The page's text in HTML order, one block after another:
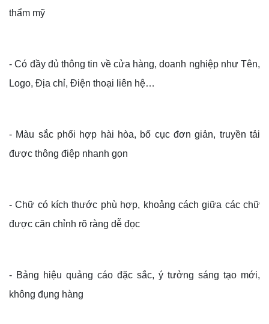
thẩm mỹ
- Có đầy đủ thông tin về cửa hàng, doanh nghiệp như Tên,
Logo, Địa chỉ, Điện thoại liên hệ…
- Màu sắc phối hợp hài hòa, bố cục đơn giản, truyền tải
được thông điệp nhanh gọn
- Chữ có kích thước phù hợp, khoảng cách giữa các chữ
được căn chỉnh rõ ràng dễ đọc
- Bảng hiệu quảng cáo đặc sắc, ý tưởng sáng tạo mới,
không đụng hàng